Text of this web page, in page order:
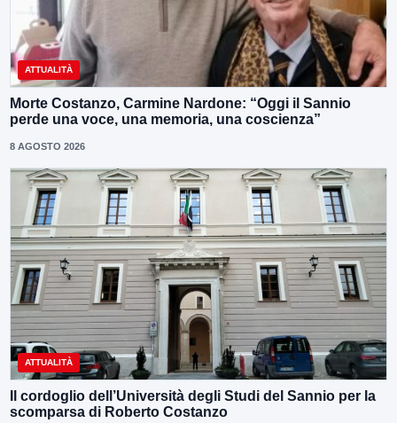
ATTUALITÀ
Morte Costanzo, Carmine Nardone: “Oggi il Sannio
perde una voce, una memoria, una coscienza”
8 AGOSTO 2026
ATTUALITÀ
Il cordoglio dell’Università degli Studi del Sannio per la
scomparsa di Roberto Costanzo